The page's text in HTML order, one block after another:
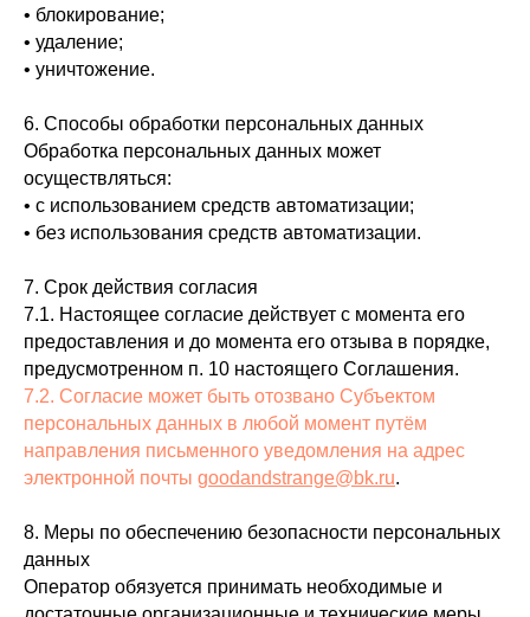
• блокирование;
• удаление;
• уничтожение.
6. Способы обработки персональных данных
Обработка персональных данных может
осуществляться:
• с использованием средств автоматизации;
• без использования средств автоматизации.
7. Срок действия согласия
7.1. Настоящее согласие действует с момента его
предоставления и до момента его отзыва в порядке,
предусмотренном п. 10 настоящего Соглашения.
7.2. Согласие может быть отозвано Субъектом
персональных данных в любой момент путём
направления письменного уведомления на адрес
электронной почты goodandstrange@bk.ru.
8. Меры по обеспечению безопасности персональных
данных
Оператор обязуется принимать необходимые и